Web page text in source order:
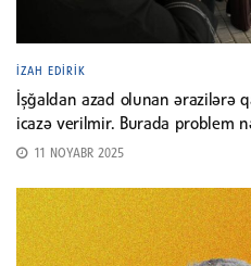
İZAH EDIRIK
İşğaldan azad olunan ərazilərə
icazə verilmir. Burada problem
11 NOYABR 2025